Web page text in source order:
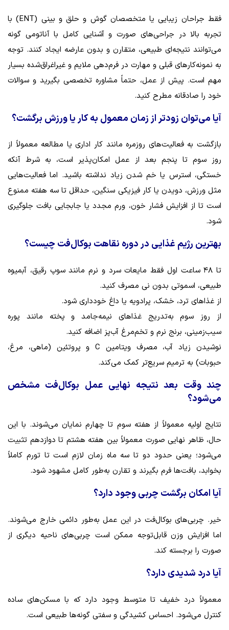
فقط جراحان زیبایی یا متخصصان گوش و حلق و بینی (ENT) با
تجربه بالا در جراحی‌های صورت و آشنایی کامل با آناتومی گونه
می‌توانند نتیجه‌ای طبیعی، متقارن و بدون عارضه ایجاد کنند. توجه
به نمونه‌کارهای قبلی و مهارت در فرم‌دهی ملایم و غیراغراق‌شده بسیار
مهم است. پیش از عمل، حتماً مشاوره تخصصی بگیرید و سوالات
خود را صادقانه مطرح کنید.
آیا می‌توان زودتر از زمان معمول به کار یا ورزش برگشت؟
بازگشت به فعالیت‌های روزمره مانند کار اداری یا مطالعه معمولاً از
روز سوم تا پنجم بعد از عمل امکان‌پذیر است، به شرط آنکه
خستگی، استرس یا خم شدن زیاد نداشته باشید. اما فعالیت‌هایی
مثل ورزش، دویدن یا کار فیزیکی سنگین، حداقل تا سه هفته ممنوع
است تا از افزایش فشار خون، ورم مجدد یا جابجایی بافت جلوگیری
شود.
بهترین رژیم غذایی در دوره نقاهت بوکال‌فت چیست؟
تا ۴۸ ساعت اول فقط مایعات سرد و نرم مانند سوپ رقیق، آبمیوه
طبیعی، اسموتی بدون نی مصرف کنید.
از غذاهای ترد، خشک، پرادویه یا داغ خودداری شود.
از روز سوم به‌تدریج غذاهای نیمه‌جامد و پخته مانند پوره
سیب‌زمینی، برنج نرم و تخم‌مرغ آب‌پز اضافه کنید.
نوشیدن زیاد آب، مصرف ویتامین C و پروتئین (ماهی، مرغ،
حبوبات) به ترمیم سریع‌تر کمک می‌کند.
چند وقت بعد نتیجه نهایی عمل بوکال‌فت مشخص
می‌شود؟
نتایج اولیه معمولاً از هفته سوم تا چهارم نمایان می‌شوند. با این
حال، ظاهر نهایی صورت معمولاً بین هفته هشتم تا دوازدهم تثبیت
می‌شود؛ یعنی حدود دو تا سه ماه زمان لازم است تا تورم کاملاً
بخوابد، بافت‌ها فرم بگیرند و تقارن به‌طور کامل مشهود شود.
آیا امکان برگشت چربی وجود دارد؟
خیر. چربی‌های بوکال‌فت در این عمل به‌طور دائمی خارج می‌شوند.
اما افزایش وزن قابل‌توجه ممکن است چربی‌های ناحیه دیگری از
صورت را برجسته کند.
آیا درد شدیدی دارد؟
معمولاً درد خفیف تا متوسط وجود دارد که با مسکن‌های ساده
کنترل می‌شود. احساس کشیدگی و سفتی گونه‌ها طبیعی است.